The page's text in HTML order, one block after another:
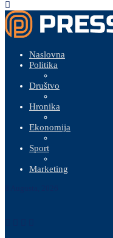
Naslovna
Politika
Društvo
Hronika
Ekonomija
Sport
Marketing